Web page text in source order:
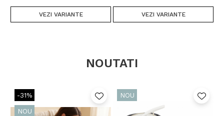
VEZI VARIANTE VEZI VARIANTE
NOUTATI
-31%
NOU
NOU